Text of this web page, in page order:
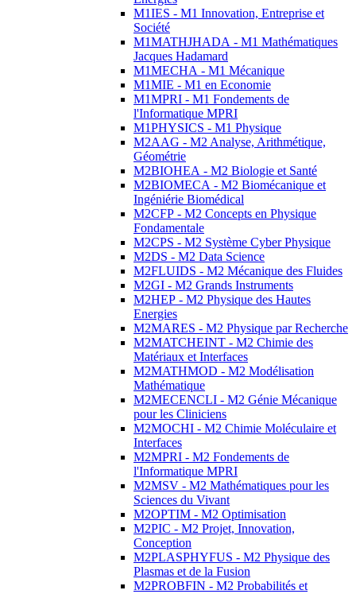
M1IES - M1 Innovation, Entreprise et
Société
M1MATHJHADA - M1 Mathématiques
Jacques Hadamard
M1MECHA - M1 Mécanique
M1MIE - M1 en Economie
M1MPRI - M1 Fondements de
l'Informatique MPRI
M1PHYSICS - M1 Physique
M2AAG - M2 Analyse, Arithmétique,
Géométrie
M2BIOHEA - M2 Biologie et Santé
M2BIOMECA - M2 Biomécanique et
Ingéniérie Biomédical
M2CFP - M2 Concepts en Physique
Fondamentale
M2CPS - M2 Système Cyber Physique
M2DS - M2 Data Science
M2FLUIDS - M2 Mécanique des Fluides
M2GI - M2 Grands Instruments
M2HEP - M2 Physique des Hautes
Energies
M2MARES - M2 Physique par Recherche
M2MATCHEINT - M2 Chimie des
Matériaux et Interfaces
M2MATHMOD - M2 Modélisation
Mathématique
M2MECENCLI - M2 Génie Mécanique
pour les Cliniciens
M2MOCHI - M2 Chimie Moléculaire et
Interfaces
M2MPRI - M2 Fondements de
l'Informatique MPRI
M2MSV - M2 Mathématiques pour les
Sciences du Vivant
M2OPTIM - M2 Optimisation
M2PIC - M2 Projet, Innovation,
Conception
M2PLASPHYFUS - M2 Physique des
Plasmas et de la Fusion
M2PROBFIN - M2 Probabilités et